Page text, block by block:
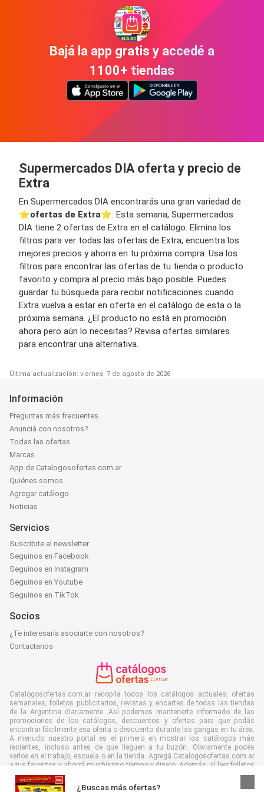
Bajá la app gratis y accedé a
1100+ tiendas
Supermercados DIA oferta y precio de
Extra
En Supermercados DIA encontrarás una gran variedad de
⭐️ofertas de Extra⭐️. Esta semana, Supermercados
DIA tiene 2 ofertas de Extra en el catálogo. Elimina los
filtros para ver todas las ofertas de Extra, encuentra los
mejores precios y ahorra en tu próxima compra. Usa los
filtros para encontrar las ofertas de tu tienda o producto
favorito y compra al precio más bajo posible. Puedes
guardar tu búsqueda para recibir notificaciones cuando
Extra vuelva a estar en oferta en el catálogo de esta o la
próxima semana. ¿El producto no está en promoción
ahora pero aún lo necesitas? Revisa ofertas similares
para encontrar una alternativa.
Última actualización: viernes, 7 de agosto de 2026
¿Buscas más ofertas?
Información
Preguntas más frecuentes
Anunciá con nosotros?
Todas las ofertas
Marcas
App de Catalogosofertas.com.ar
Quiénes somos
Agregar catálogo
Noticias
Servicios
Suscribite al newsletter
Seguinos en Facebook
Seguinos en Instagram
Seguinos en Youtube
Seguinos en TikTok
Socios
¿Te interesaría asociarte con nosotros?
Contactanos
Catalogosofertas.com.ar recopila todos los catálogos actuales, ofertas
semanales, folletos publicitarios, revistas y encartes de todas las tiendas
de la Argentina diariamente. Así podemos mantenerte informado de las
promociones de los catálogos, descuentos y ofertas para que podás
encontrar fácilmente esa oferta o descuento durante las gangas en tu área.
A menudo nuestro portal es el primero en mostrar los catálogos más
recientes, incluso antes de que lleguen a tu buzón. Obviamente podés
verlos en el trabajo, escuela o en la tienda. Agregá Catalogosofertas.com.ar
a tus favoritos y ahorrá muchísimo tiempo y dinero. Además, al leer folletos
digitales contribuís a reducir el desperdicio de papel, lo cual es bueno para
el ambiente.